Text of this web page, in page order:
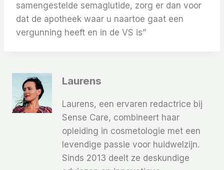
samengestelde semaglutide, zorg er dan voor
dat de apotheek waar u naartoe gaat een
vergunning heeft en in de VS is”
Laurens
Laurens, een ervaren redactrice bij
Sense Care, combineert haar
opleiding in cosmetologie met een
levendige passie voor huidwelzijn.
Sinds 2013 deelt ze deskundige